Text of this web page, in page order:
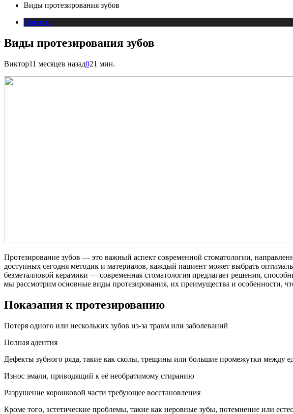
Виды протезирования зубов
Новости
Виды протезирования зубов
Виктор11 месяцев назад021 мин.
Протезирование зубов — это важный аспект современной стоматологии,
доступных сегодня методик и материалов, каждый пациент может выбрать
безметалловой керамики — современная стоматология предлагает решения,
мы рассмотрим основные виды протезирования, их преимущества и особенности,
Показания к протезированию
Потеря одного или нескольких зубов из-за травм или заболеваний
Полная адентия
Дефекты зубного ряда, такие как сколы, трещины или большие промежутки между
Износ эмали, приводящий к её необратимому стиранию
Разрушение коронковой части требующее восстановления
Кроме того, эстетические проблемы, такие как неровные зубы, потемнение или